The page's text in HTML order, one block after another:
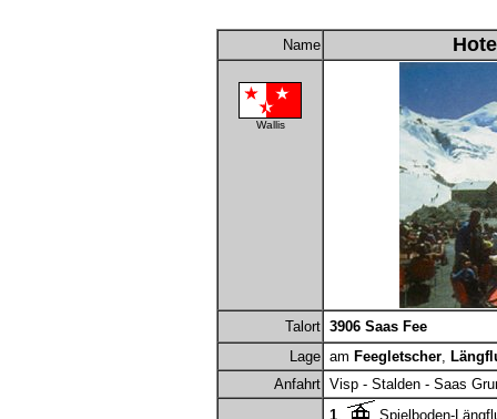
Name
Wallis
Talort 3906 Saas Fee
Lage am Feegletscher,
Anfahrt Visp - Stalden - Saas
1. Spielboden-